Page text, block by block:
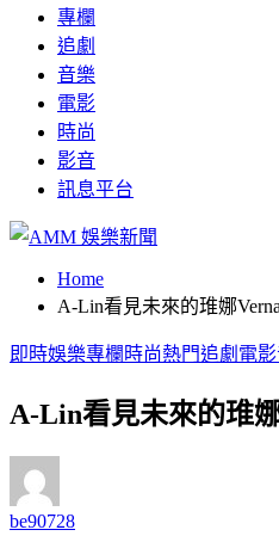
專欄
追劇
音樂
電影
時尚
影音
訊息平台
Home
A-Lin看見未來的琟娜
即時娛樂專欄 時尚熱門追劇 電影
A-Lin看見未來的琟
be90728